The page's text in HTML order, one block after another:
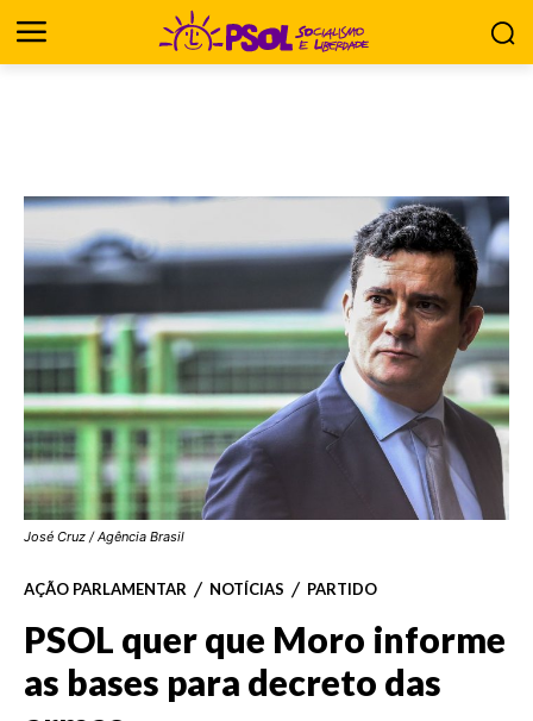
José Cruz / Agência Brasil
AÇÃO PARLAMENTAR NOTÍCIAS PARTIDO
PSOL quer que Moro informe
as bases para decreto das